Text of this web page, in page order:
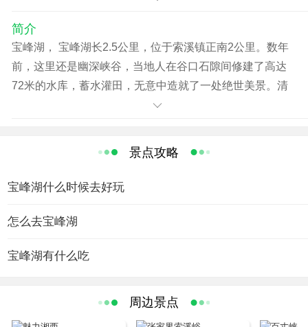
简介
宝峰湖， 宝峰湖长2.5公里，位于索溪镇正南2公里。数年
前，这里还是幽深峡谷，当地人在谷口石隙间修建了高达
72米的水库，蓄水灌田，无意中造就了一处绝世美景。清
澈无比的湖泊倒映群山，水因山而绿，山得水更青。宝峰
若置身画中。攀上湖边高耸入云的鹰窝寨，放眼俯瞰，宝
峰湖似玲珑碧玉，镶嵌在群山峻林之中。
陵源风景名胜区的核心地带，距天子山8公里，距武陵源区
体，融民俗风情于一身，尤以奇秀的高峡平湖绝景、“飞流
宝峰湖主要景点由宝峰湖和鹰窝寨两大块组成。其中宝峰
景点攻略
宝峰湖什么时候去好玩
怎么去宝峰湖
宝峰湖有什么吃
周边景点